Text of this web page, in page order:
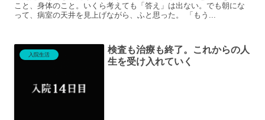
こと、身体のこと。いくら考えても「答え」は出ない。でも朝にな
って、病室の天井を見上げながら、ふと思った。 「もう...
入院生活
検査も治療も終了。これからの人
生を受け入れていく